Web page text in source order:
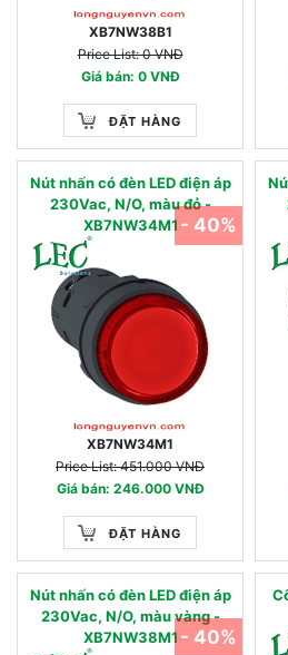
XB7NW38B1
Price List: 0 VNĐ
Giá bán: 0 VNĐ
ĐẶT HÀNG
Nút nhấn có đèn LED điện áp
230Vac, N/O, màu đỏ -
XB7NW34M1
XB7NW34M1
Price List: 451.000 VNĐ
Giá bán: 246.000 VNĐ
ĐẶT HÀNG
- 40%
Nút nhấn có đèn LED điện áp
230Vac, N/O, màu vàng -
XB7NW38M1 - 40%